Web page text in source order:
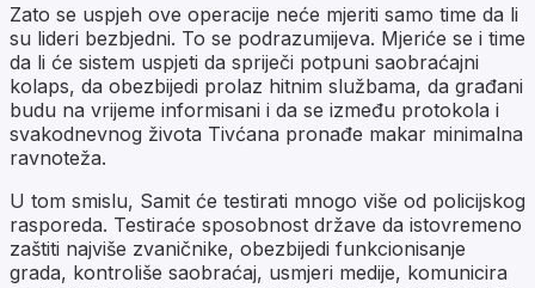
Zato se uspjeh ove operacije neće mjeriti samo time da li
su lideri bezbjedni. To se podrazumijeva. Mjeriće se i time
da li će sistem uspjeti da spriječi potpuni saobraćajni
kolaps, da obezbijedi prolaz hitnim službama, da građani
budu na vrijeme informisani i da se između protokola i
svakodnevnog života Tivćana pronađe makar minimalna
ravnoteža.
U tom smislu, Samit će testirati mnogo više od policijskog
rasporeda. Testiraće sposobnost države da istovremeno
zaštiti najviše zvaničnike, obezbijedi funkcionisanje
grada, kontroliše saobraćaj, usmjeri medije, komunicira